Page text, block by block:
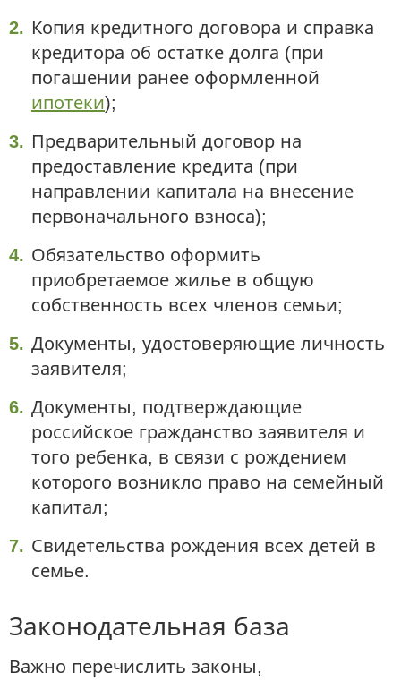
Копия кредитного договора и справка
кредитора об остатке долга (при
погашении ранее оформленной
ипотеки);
Предварительный договор на
предоставление кредита (при
направлении капитала на внесение
первоначального взноса);
Обязательство оформить
приобретаемое жилье в общую
собственность всех членов семьи;
Документы, удостоверяющие личность
заявителя;
Документы, подтверждающие
российское гражданство заявителя и
того ребенка, в связи с рождением
которого возникло право на семейный
капитал;
Свидетельства рождения всех детей в
семье.
Законодательная база
Важно перечислить законы,